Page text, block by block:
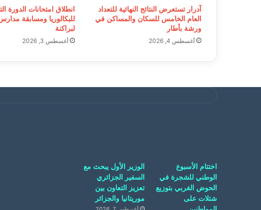
آدرار تستعرض النتائج النهائية للتعداد
العام الخامس للسكان والمساكن في
ورشة بأطار
أغسطس 4, 2026
انطلاق امتحانات الدورة
للبكالوريا ومسابقة
لبراكنة
أغسطس 3, 2026
اختتام الأسبوع
الوطني للشجرة في
الحوض الغربي بتوزيع
شتلات على
الوزير الأول يبحث مع
السفير الجزائري
تعزيز التعاون بين
موريتانيا والجزائر